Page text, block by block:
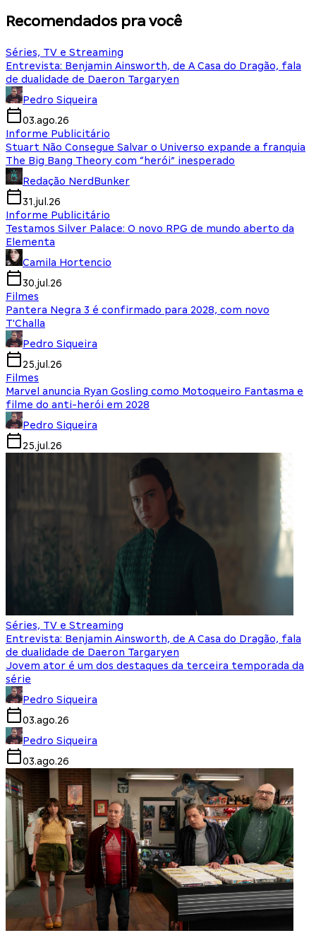
Recomendados pra você
Séries, TV e Streaming
Entrevista: Benjamin Ainsworth, de A Casa do Dragão, fala
de dualidade de Daeron Targaryen
Pedro Siqueira
03.ago.26
Informe Publicitário
Stuart Não Consegue Salvar o Universo expande a franquia
The Big Bang Theory com “herói” inesperado
Redação NerdBunker
31.jul.26
Informe Publicitário
Testamos Silver Palace: O novo RPG de mundo aberto da
Elementa
Camila Hortencio
30.jul.26
Filmes
Pantera Negra 3 é confirmado para 2028, com novo
T'Challa
Pedro Siqueira
25.jul.26
Filmes
Marvel anuncia Ryan Gosling como Motoqueiro Fantasma e
filme do anti-herói em 2028
Pedro Siqueira
25.jul.26
Séries, TV e Streaming
Entrevista: Benjamin Ainsworth, de A Casa do Dragão, fala
de dualidade de Daeron Targaryen
Jovem ator é um dos destaques da terceira temporada da
série
Pedro Siqueira
03.ago.26
Pedro Siqueira
03.ago.26